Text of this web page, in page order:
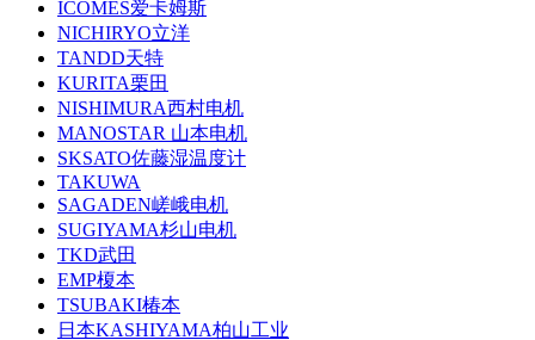
ICOMES爱卡姆斯
NICHIRYO立洋
TANDD天特
KURITA栗田
NISHIMURA西村电机
MANOSTAR 山本电机
SKSATO佐藤湿温度计
TAKUWA
SAGADEN嵯峨电机
SUGIYAMA杉山电机
TKD武田
EMP榎本
TSUBAKI椿本
日本KASHIYAMA柏山工业